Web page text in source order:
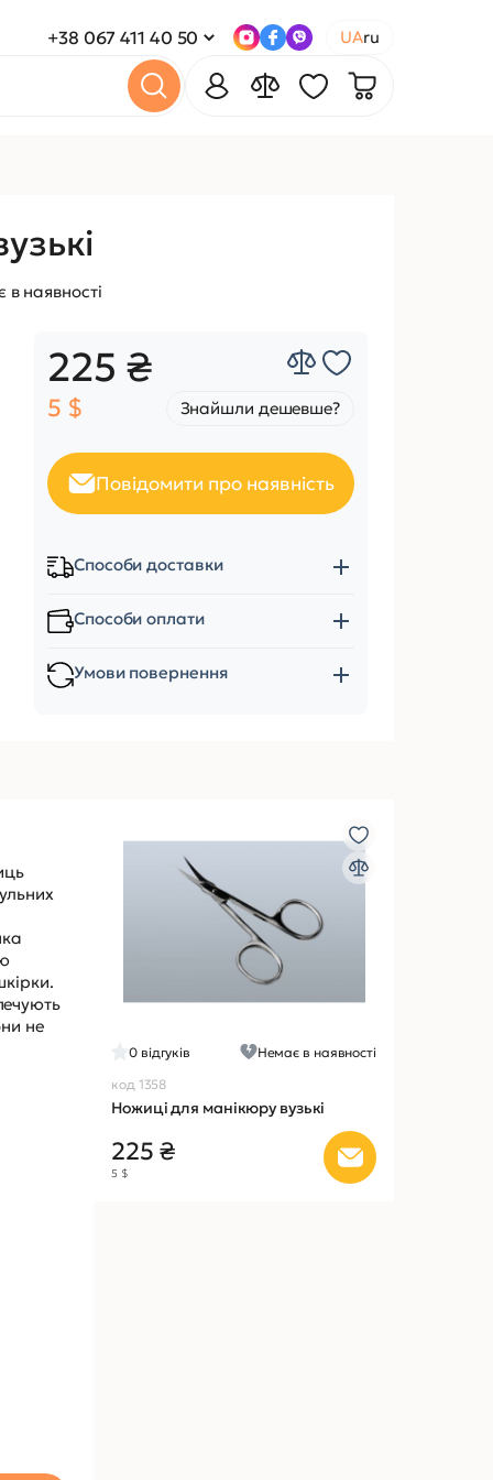
+38 067 411 40 50 UAru
в наявності
225 ₴
5 $ Знайшли дешевше?
Повідомити про наявність
Способи доставки
Способи оплати
Умови повернення
не
0 відгуків
Немає в наявності
код 1358
Ножиці для манікюру вузькі
225 ₴
5 $